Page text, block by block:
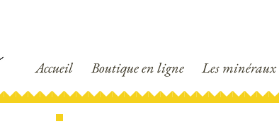
Accueil Boutique en ligne Les minéraux